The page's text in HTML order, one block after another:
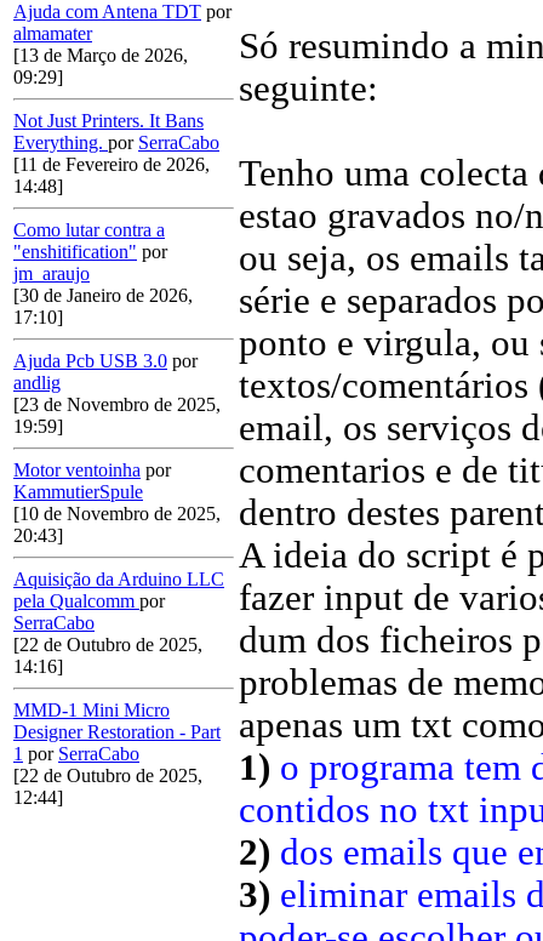
Ajuda com Antena TDT por
almamater
[13 de Março de 2026,
09:29]
Not Just Printers. It Bans
Everything. por SerraCabo
[11 de Fevereiro de 2026,
14:48]
Como lutar contra a
"enshitification" por
jm_araujo
[30 de Janeiro de 2026,
17:10]
Ajuda Pcb USB 3.0 por
andlig
[23 de Novembro de 2025,
19:59]
Motor ventoinha por
KammutierSpule
[10 de Novembro de 2025,
20:43]
Aquisição da Arduino LLC
pela Qualcomm por
SerraCabo
[22 de Outubro de 2025,
14:16]
MMD-1 Mini Micro
Designer Restoration - Part
1 por SerraCabo
[22 de Outubro de 2025,
12:44]
Só resumindo a
seguinte:
Tenho uma
estao gravados
ou seja, os emails
série e separados
ponto e virgula, ou
textos/comentários
email, os serviços
comentarios e de
dentro destes
A ideia do script é
fazer input de
dum dos ficheiros
problemas de
apenas um txt
1) o programa tem
contidos no txt
2) dos emails que
3) eliminar emails